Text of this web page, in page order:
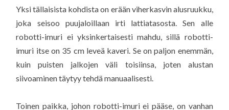
Yksi tällaisista kohdista on erään viherkasvin alusruukku,
joka seisoo puujaloillaan irti lattiatasosta. Sen alle
robotti-imuri ei yksinkertaisesti mahdu, sillä robotti-
imuri itse on 35 cm leveä kaveri. Se on paljon enemmän,
kuin puisten jalkojen väli toisiinsa, joten alustan
siivoaminen täytyy tehdä manuaalisesti.
Toinen paikka, johon robotti-imuri ei pääse, on vanhan